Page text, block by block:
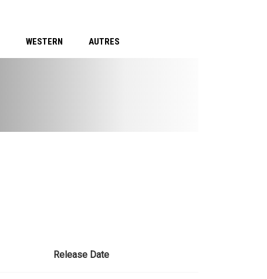
WESTERN AUTRES
Release Date